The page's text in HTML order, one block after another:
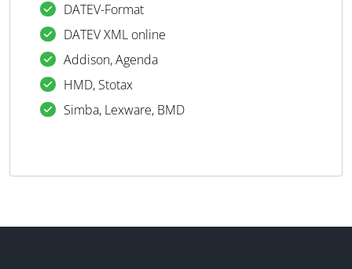
DATEV-Format
DATEV XML online
Addison, Agenda
HMD, Stotax
Simba, Lexware, BMD